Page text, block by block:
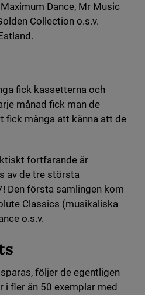
Dance, Mr Music
Collection o.s.v.
fick kassetterna och
månad fick man de
fick många att känna att de
fortfarande är
av de tre största
Den första samlingen kom
Classics (musikaliska
o.s.v.
följer de egentligen
i fler än 50 exemplar med